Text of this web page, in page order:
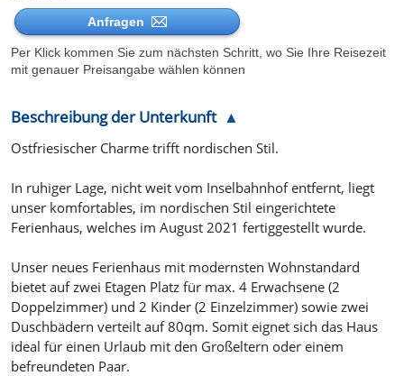
Anfragen
Per Klick kommen Sie zum nächsten Schritt, wo Sie Ihre Reisezeit
mit genauer Preisangabe wählen können
Beschreibung der Unterkunft
Ostfriesischer Charme trifft nordischen Stil.
In ruhiger Lage, nicht weit vom Inselbahnhof entfernt, liegt
unser komfortables, im nordischen Stil eingerichtete
Ferienhaus, welches im August 2021 fertiggestellt wurde.
Unser neues Ferienhaus mit modernsten Wohnstandard
bietet auf zwei Etagen Platz für max. 4 Erwachsene (2
Doppelzimmer) und 2 Kinder (2 Einzelzimmer) sowie zwei
Duschbädern verteilt auf 80qm. Somit eignet sich das Haus
ideal für einen Urlaub mit den Großeltern oder einem
befreundeten Paar.